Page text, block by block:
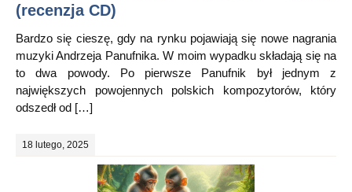
(recenzja CD)
Bardzo się cieszę, gdy na rynku pojawiają się nowe nagrania
muzyki Andrzeja Panufnika. W moim wypadku składają się na
to dwa powody. Po pierwsze Panufnik był jednym z
największych powojennych polskich kompozytorów, który
odszedł od […]
18 lutego, 2025